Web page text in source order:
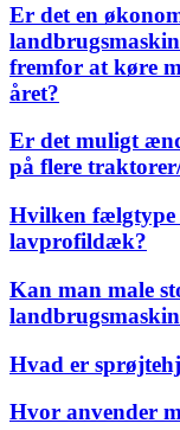
Er det en
fremfor at køre
året?
Er det muligt
på flere
Hvilken fælgtype
lavprofildæk?
Kan man male
Hvad er
Hvor anvender